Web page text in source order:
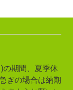
の期間、夏季休
ぎの場合は納期